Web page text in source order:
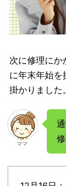
次に修理にか
に年末年始を
掛かりました。
ママ